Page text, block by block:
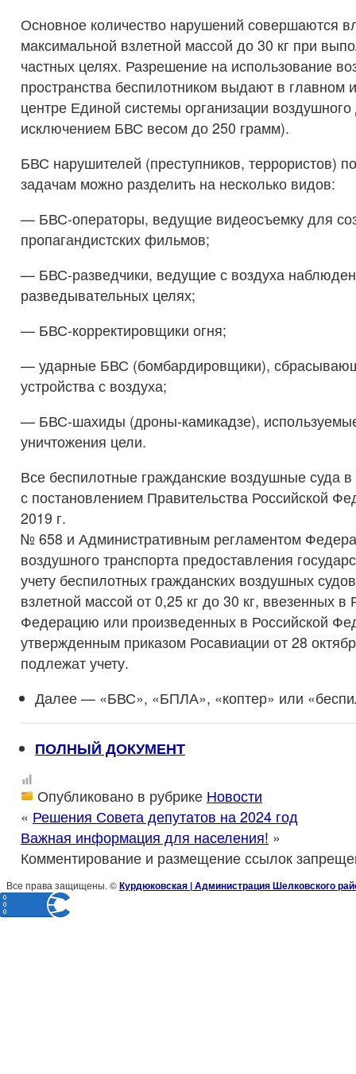
Основное количество нарушений совершаются
максимальной взлетной массой до 30 кг при
частных целях. Разрешение на использование
пространства беспилотником выдают в главном
центре Единой системы организации
исключением БВС весом до 250 грамм).
БВС нарушителей (преступников, террористов)
задачам можно разделить на несколько видов:
— БВС-операторы, ведущие видеосъемку для
пропагандистских фильмов;
— БВС-разведчики, ведущие с воздуха
разведывательных целях;
— БВС-корректировщики огня;
— ударные БВС (бомбардировщики),
устройства с воздуха;
— БВС-шахиды (дроны-камикадзе),
уничтожения цели.
Все беспилотные гражданские воздушные суда в
с постановлением Правительства Российской
2019 г.
№ 658 и Административным регламентом
воздушного транспорта предоставления
учету беспилотных гражданских воздушных
взлетной массой от 0,25 кг до 30 кг, ввезенных в
Федерацию или произведенных в Российской
утвержденным приказом Росавиации от 28
подлежат учету.
Далее — «БВС», «БПЛА», «коптер» или
ПОЛНЫЙ ДОКУМЕНТ
Опубликовано в рубрике Новости
« Решения Совета депутатов на 2024 год
Важная информация для населения! »
Комментирование и размещение ссылок
Все права защищены. ©Курдюковская | Администрация Шелковского